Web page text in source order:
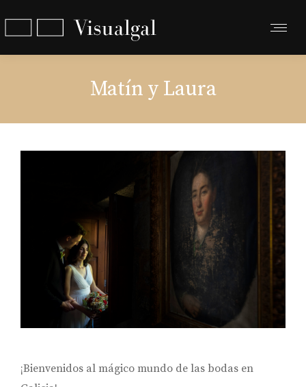
Matín y Laura
¡Bienvenidos al mágico mundo de las bodas en